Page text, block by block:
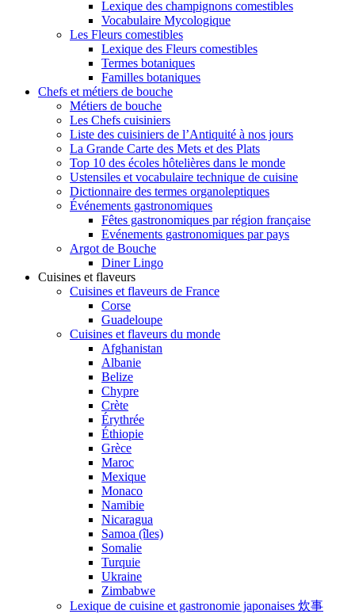
Lexique des champignons comestibles
Vocabulaire Mycologique
Les Fleurs comestibles
Lexique des Fleurs comestibles
Termes botaniques
Familles botaniques
Chefs et métiers de bouche
Métiers de bouche
Les Chefs cuisiniers
Liste des cuisiniers de l’Antiquité à nos jours
La Grande Carte des Mets et des Plats
Top 10 des écoles hôtelières dans le monde
Ustensiles et vocabulaire technique de cuisine
Dictionnaire des termes organoleptiques
Événements gastronomiques
Fêtes gastronomiques par région française
Evénements gastronomiques par pays
Argot de Bouche
Diner Lingo
Cuisines et flaveurs
Cuisines et flaveurs de France
Corse
Guadeloupe
Cuisines et flaveurs du monde
Afghanistan
Albanie
Belize
Chypre
Crète
Érythrée
Éthiopie
Grèce
Maroc
Mexique
Monaco
Namibie
Nicaragua
Samoa (îles)
Somalie
Turquie
Ukraine
Zimbabwe
Lexique de cuisine et gastronomie japonaises 炊事